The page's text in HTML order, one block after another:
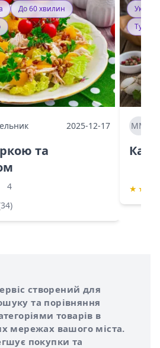
До 60 хвилин
2025-12-17
та
4
ММ
★ ★
створений для
та порівняння
товарів в
мережах вашого міста.
покупки та